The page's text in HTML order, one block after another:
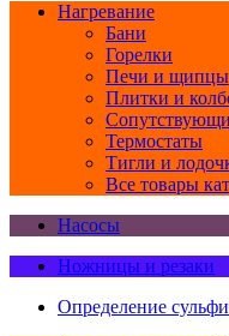
Нагревание
Бани
Горелки
Печи и щипцы
Плитки и
Термостаты
Тигли и
Все товары
Насосы
Ножницы и резаки
Определение